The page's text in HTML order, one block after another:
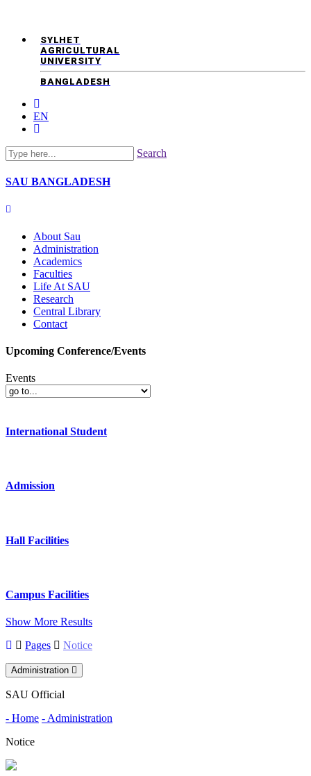
SYLHET
AGRICULTURAL
UNIVERSITY
BANGLADESH
EN
Search
SAU BANGLADESH
About Sau
Administration
Academics
Faculties
Life At SAU
Research
Central Library
Contact
Upcoming Conference/Events
Events
International Student
Admission
Hall Facilities
Campus Facilities
Show More Results
Pages
Notice
Administration
SAU Official
- Home - Administration
Notice